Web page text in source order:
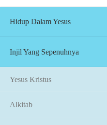
Hidup Dalam Yesus
Injil Yang Sepenuhnya
Yesus Kristus
Alkitab